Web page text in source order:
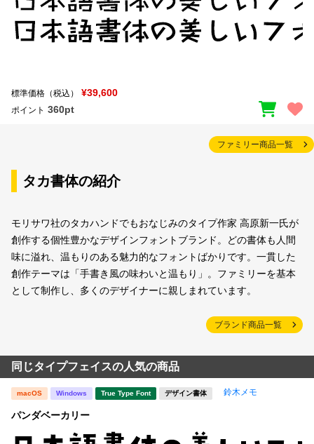
標準価格（税込） ¥39,600
ポイント 360pt
ファミリー商品一覧
タカ書体の紹介
モリサワ社のタカハンドでもおなじみのタイプ作家 高原新一氏が
創作する個性豊かなデザインフォントブランド。どの書体も人間
味に溢れ、温もりのある魅力的なフォントばかりです。一貫した
創作テーマは「手書き風の味わいと温もり」。ファミリーを基本
として制作し、多くのデザイナーに親しまれています。
ブランド商品一覧
同じタイプフェイスの人気の商品
macOS Windows True Type Font デザイン書体 鈴木メモ
パンダベーカリー